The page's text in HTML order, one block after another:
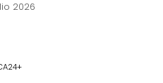
2026